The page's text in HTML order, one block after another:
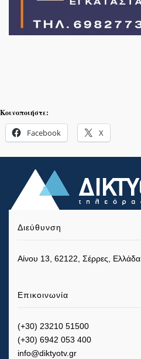
Κοινοποιήστε:
Facebook X
Διεύθυνση
Αίνου 13, 62122, Σέρρες, Ελλάδα
Επικοινωνία
(+30) 23210 51500
(+30) 6942 053 400
info@diktyotv.gr